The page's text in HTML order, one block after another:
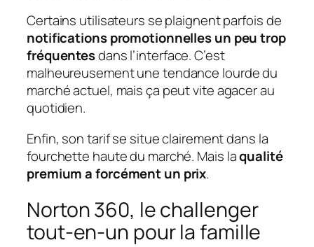
Certains utilisateurs se plaignent parfois de
notifications promotionnelles un peu trop
fréquentesdans l’interface. C’est
malheureusement une tendance lourde du
marché actuel, mais ça peut vite agacer au
quotidien.
Enfin, son tarif se situe clairement dans la
fourchette haute du marché. Mais laqualité
premium a forcément un prix.
Norton 360, le challenger
tout-en-un pour la famille